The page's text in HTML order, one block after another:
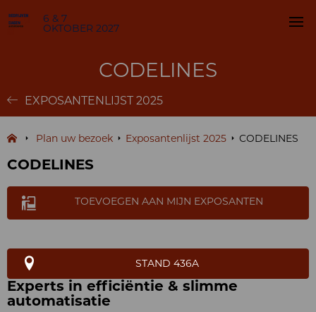
6 & 7
OKTOBER 2027
CODELINES
EXPOSANTENLIJST 2025
Plan uw bezoek Exposantenlijst 2025 CODELINES
CODELINES
TOEVOEGEN AAN MIJN EXPOSANTEN
STAND 436A
Experts in efficiëntie & slimme
automatisatie